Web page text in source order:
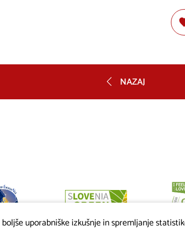
NAZAJ
uporabniške izkušnje in spremljanje